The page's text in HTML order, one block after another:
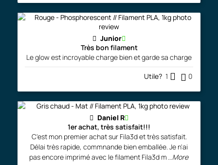
Junior
Très bon filament
Le glow est incroyable charge bien et garde sa charge
Utile? 1 0
Daniel R
1er achat, très satisfait!!!
C'est mon premier achat sur Fila3d et très satisfait.
Délai très rapide, commnande bien emballée. Je n'ai
pas encore imprimé avec le filament Fila3d m ...More